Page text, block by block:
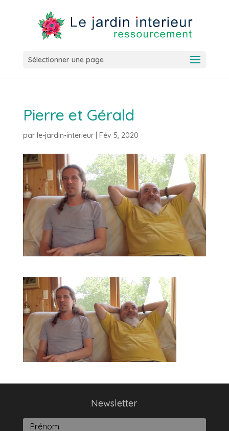
Sélectionner une page
Pierre et Gérald
par le-jardin-interieur| Fév 5, 2020
Newsletter